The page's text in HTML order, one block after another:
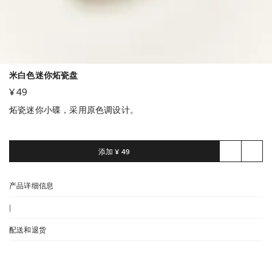
米白色迷你炻瓷盘
¥ 49
炻瓷迷你小碟，采用原色调设计。
添加¥ 49
产品详细信息
配送和退货